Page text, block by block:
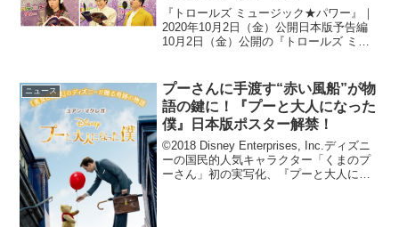
『トロールズ ミュージック★パワー』｜
2020年10月2日（金）公開日本版予告編
10月2日（金）公開の『トロールズ ミュ
替える日本版予告編が完成した。予告編
では、ポップ...
ニュース
プーさんに手渡す“赤い風船”が物
語の鍵に！『プーと大人になった
僕』日本版ポスター解禁！
©2018 Disney Enterprises, Inc.ディズニ
ーの国民的人気キャラクター「くまのプ
ーさん」初の実写化、『プーと大人にな